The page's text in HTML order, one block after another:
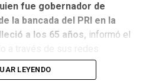
fue gobernador de
la bancada del PRI en la
a los 65 años, informó el
LEYENDO